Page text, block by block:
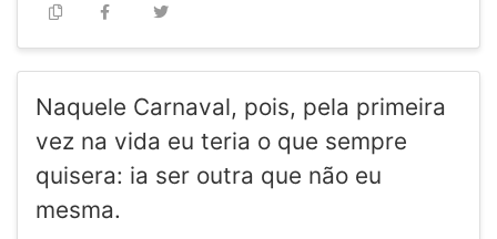
Naquele Carnaval, pois, pela primeira
vez na vida eu teria o que sempre
quisera: ia ser outra que não eu
mesma.